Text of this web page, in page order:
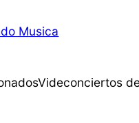
Musica